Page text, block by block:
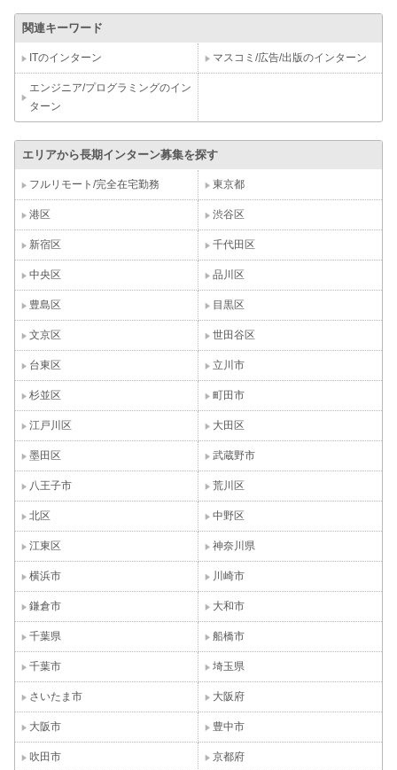
関連キーワード
ITのインターン マスコミ/広告/出版のインターン
エンジニア/プログラミングのイン
ターン
エリアから長期インターン募集を探す
フルリモート/完全在宅勤務 東京都
港区 渋谷区
新宿区 千代田区
中央区 品川区
豊島区 目黒区
文京区 世田谷区
台東区 立川市
杉並区 町田市
江戸川区 大田区
墨田区 武蔵野市
八王子市 荒川区
北区 中野区
江東区 神奈川県
横浜市 川崎市
鎌倉市 大和市
千葉県 船橋市
千葉市 埼玉県
さいたま市 大阪府
大阪市 豊中市
吹田市 京都府